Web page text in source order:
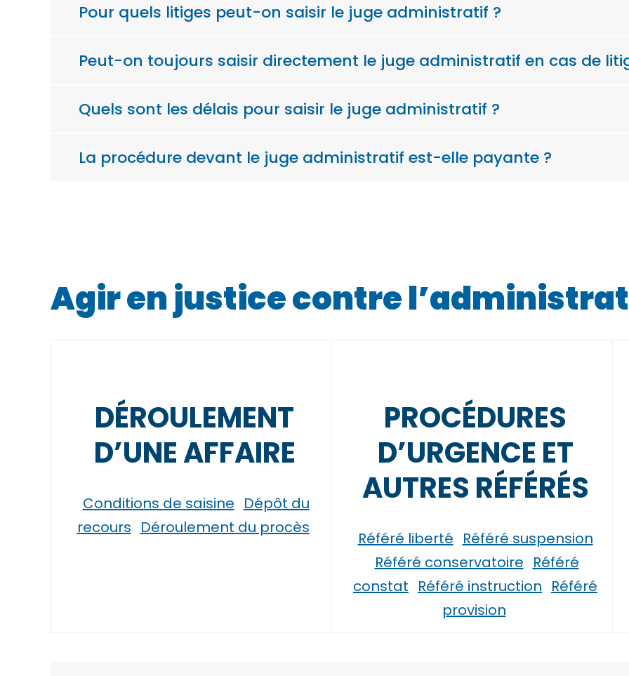
Pour quels litiges peut-on saisir le juge administratif ?
Peut-on toujours saisir directement le juge administratif en cas de
Quels sont les délais pour saisir le juge administratif ?
La procédure devant le juge administratif est-elle payante ?
Agir en justice contre
DÉROULEMENT
D’UNE AFFAIRE
Conditions de saisine Dépôt du
recours Déroulement du procès
PROCÉDURES
D’URGENCE ET
AUTRES RÉFÉRÉS
Référé liberté Référé suspension
Référé conservatoire Référé
constat Référé instruction Référé
provision